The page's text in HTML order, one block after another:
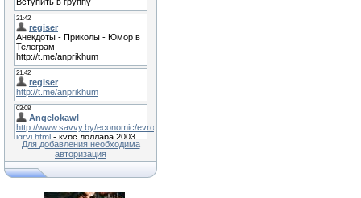
Для добавления необходима
авторизация